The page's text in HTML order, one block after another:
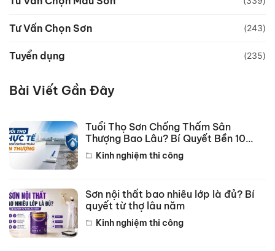
Tư Vấn Chọn Sơn (243)
Tuyển dụng (235)
Bài Viết Gần Đây
Tuổi Thọ Sơn Chống Thấm Sân
Thượng Bao Lâu? Bí Quyết Bền 10
NămKinh nghiệm thi công
Sơn nội thất bao nhiêu lớp là đủ? Bí
quyết từ thợ lâu năm
Kinh nghiệm thi công